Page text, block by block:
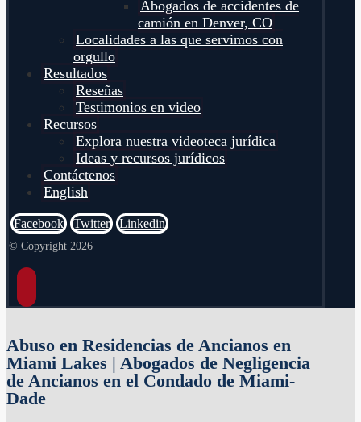
Abogados de accidentes de
camión en Denver, CO
Localidades a las que servimos con
orgullo
Resultados
Reseñas
Testimonios en video
Recursos
Explora nuestra videoteca jurídica
Ideas y recursos jurídicos
Contáctenos
English
Facebook Twitter Linkedin
© Copyright 2026
Abuso en Residencias de Ancianos en
Miami Lakes | Abogados de Negligencia
de Ancianos en el Condado de Miami-
Dade